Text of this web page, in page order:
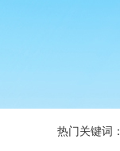
热门关键词：